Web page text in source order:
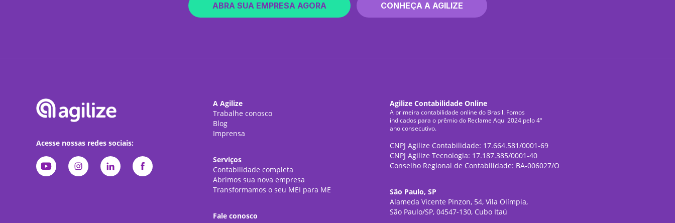
ABRA SUA EMPRESA AGORA CONHEÇA A AGILIZE
Acesse nossas redes sociais:
A Agilize
Trabalhe conosco
Blog
Imprensa
Serviços
Contabilidade completa
Abrimos sua nova empresa
Transformamos o seu MEI para ME
Fale conosco
Agilize Contabilidade Online
A primeira contabilidade online do Brasil. Fomos
indicados para o prêmio do Reclame Aqui 2024 pelo 4º
ano consecutivo.
CNPJ Agilize Contabilidade: 17.664.581/0001-69
CNPJ Agilize Tecnologia: 17.187.385/0001-40
Conselho Regional de Contabilidade: BA-006027/O
São Paulo, SP
Alameda Vicente Pinzon, 54, Vila Olímpia,
São Paulo/SP, 04547-130, Cubo Itaú